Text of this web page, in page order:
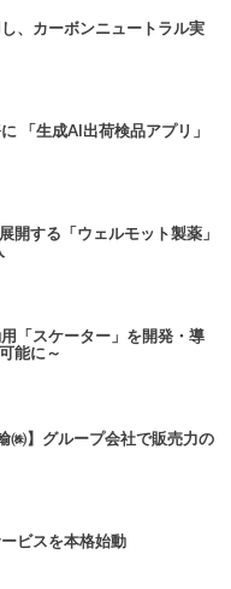
、カーボンニュートラル実
「生成AI出荷検品アプリ」
開する「ウェルモット製薬」
「スケーター」を開発・導
能に～
㈱】グループ会社で販売力の
ビスを本格始動